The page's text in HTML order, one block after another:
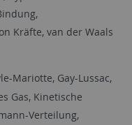
Kräfte, van der Waals
Mariotte, Gay-Lussac,
Gas, Kinetische
Verteilung,